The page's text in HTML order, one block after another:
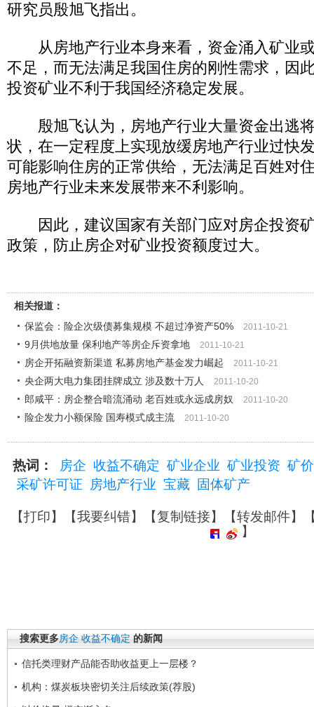
研究员殷旭飞指出。
从房地产行业本身来看，资金涌入矿业
不足，而无法满足我国住房的刚性需求，因
投资矿业不利于我国经济稳定发展。
殷旭飞认为，房地产行业大量资金出逃
状，在一定程度上实现放缓房地产行业过快
可能影响住房的正常供给，无法满足百姓对
房地产行业未来发展带来不利影响。
因此，建议国家有关部门应对房企投资
政策，防止房企对矿业投资额度过大。
相关报道：
保监会：险企次级债募集规模 不超过净资产50%
2011-10-21
9月供地放量 保利地产等房企斥资拿地 2011-10-21
房企开拓融资新渠道 私募房地产基金发力崛起 2011-10-21
央企两大电力集团挂牌成立 涉及数十万人 2011-10-20
郎咸平：房企整合暗流涌动 老百姓或永远成房奴 2011-10-20
险企发力小额保险 国寿模式成主流 2011-10-20
热词： 房企 收益不确定 矿业企业 矿业投资 矿价
采矿许可证
房地产行业 宝藏 固体矿产
【打印】【我要纠错】【复制链接】【转发邮件】
】
搜索更多房企 收益不确定 的新闻
信托类理财产品能否助收益更上一层楼？
机构：煤炭板块密切关注后续政策(荐股)